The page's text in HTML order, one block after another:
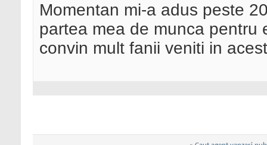
Momentan mi-a adus peste
partea mea de munca pentru
convin mult fanii veniti in